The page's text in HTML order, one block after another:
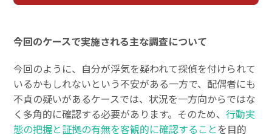
今回のケースで実施される主な調査について
今回のように、自分が浮気を疑われて探偵を付けられて
いるかもしれないという不安がある一方で、配偶者にも
不貞の疑いがあるケースでは、状況を一方向からではな
く多角的に確認する必要があります。そのため、行動実
態の把握と証拠の有無を客観的に確認すること を目的